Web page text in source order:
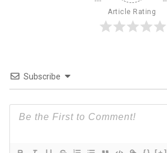
Article Rating
Subscribe